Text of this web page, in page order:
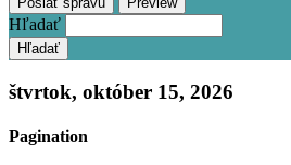
Hľadať
štvrtok, október 15, 2026
Pagination